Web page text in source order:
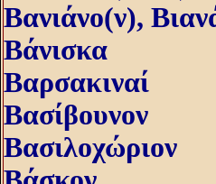
Βανιάνο(ν),
Βάνισκα
Βαρσακιναί
Βασίβουνον
Βασιλοχώριον